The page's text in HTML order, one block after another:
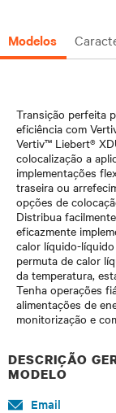
Modelos
Transição perfeita
eficiência com
Vertiv™ Liebert®
colocalização a
implementações
traseira ou
opções de
Distribua
eficazmente
calor líquido-
permuta de calor
da temperatura,
Tenha operações
alimentações de
monitorização e
DESCRIÇÃO
MODELO
Email